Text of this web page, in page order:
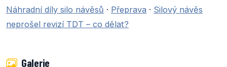
Náhradní díly silo návěsů · Přeprava · Silový návěs
neprošel revizí TDT – co dělat?
Galerie